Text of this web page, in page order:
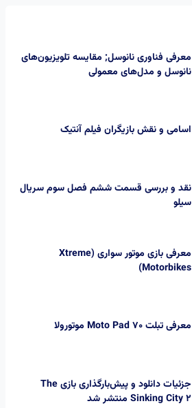
معرفی فناوری نانوسل; مقایسه تلویزیون‌های
نانوسل و مدل‌های معمولی
اسامی و نقش بازیگران فیلم آنتیک
نقد و بررسی قسمت ششم فصل سوم سریال
سیلو
معرفی بازی موتور سواری (Xtreme
Motorbikes)
معرفی تبلت Moto Pad 70 موتورولا
جزئیات دانلود و پیش‌بارگذاری بازی The
Sinking City 2 منتشر شد